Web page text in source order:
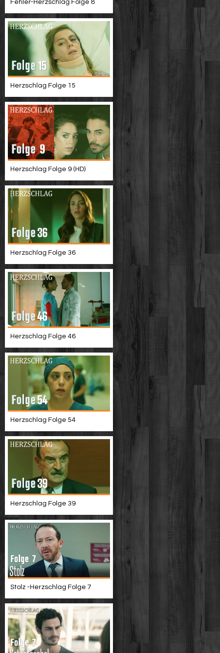
Fehler-Herzschlag Folge 8
Herzschlag Folge 15
Herzschlag Folge 9 (HD)
Herzschlag Folge 36
Herzschlag Folge 46
Herzschlag Folge 54
Herzschlag Folge 39
Stolz -Herzschlag Folge 7